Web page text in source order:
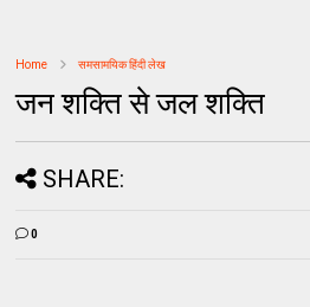
Home समसामयिक हिंदी लेख
जन शक्ति से जल शक्ति
SHARE:
0